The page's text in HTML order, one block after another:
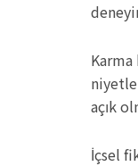
açık
İçsel